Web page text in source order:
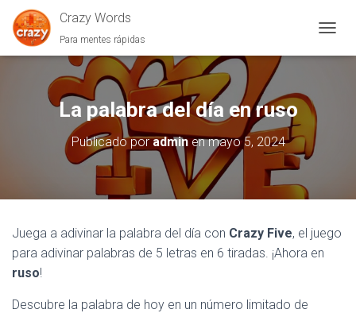
Crazy Words
Para mentes rápidas
A
N
La palabra del día en ruso
Publicado poradminenmayo 5, 2024
Juega a adivinar la palabra del día con Crazy Five, el juego
para adivinar palabras de 5 letras en 6 tiradas. ¡Ahora en
ruso!
Descubre la palabra de hoy en un número limitado de